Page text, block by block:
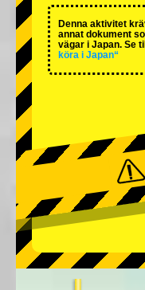
Denna aktivitet
annat dokument
vägar i Japan. Se
köra i Japan“